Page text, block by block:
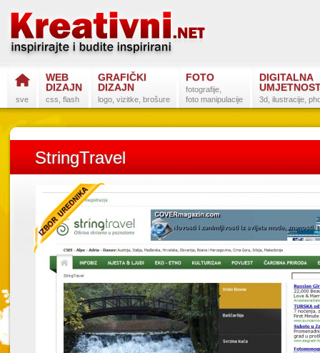
sve
WEB
DIZAJN
css, flash
GRAFIČKI
DIZAJN
logo, vizitke, brošure
FOTO
fotografije,
foto manipulacije
DIGITALNA
3d, ilustracije,
StringTravel
Postanite